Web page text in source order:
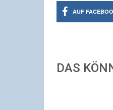
AUF
DAS